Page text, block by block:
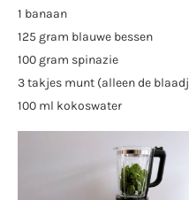
1 banaan
125 gram blauwe bessen
100 gram spinazie
3 takjes munt (alleen de
100 ml kokoswater